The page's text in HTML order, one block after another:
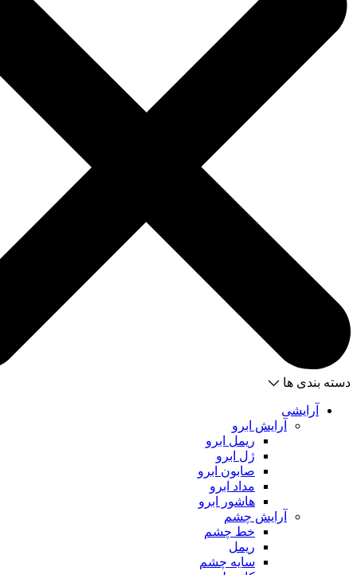
دسته بندی ها
آرایشی
آرایش ابرو
ریمل ابرو
ژل ابرو
صابون ابرو
مداد ابرو
هاشور ابرو
آرایش چشم
خط چشم
ریمل
سایه چشم